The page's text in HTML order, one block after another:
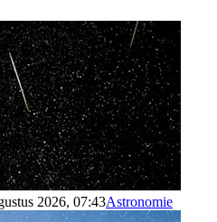
2026, 07:43Astronomie